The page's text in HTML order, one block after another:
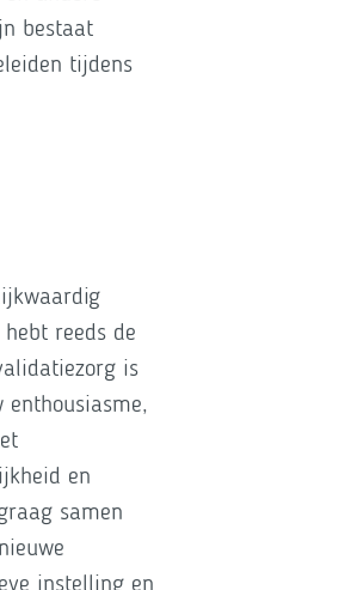
bestaat
tijdens
reeds de
is
en
samen
instelling en